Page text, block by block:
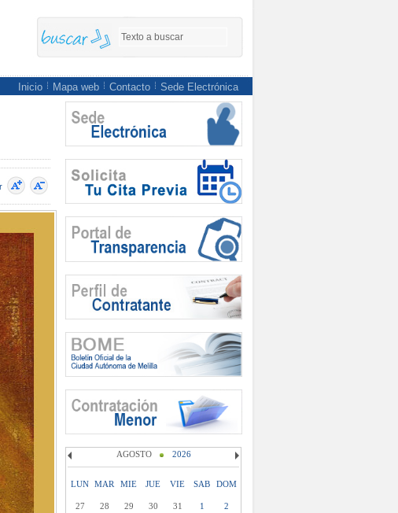
Inicio Mapa web Contacto Sede Electrónica
AGOSTO 2026
LUN MAR MIE JUE VIE SAB DOM
27 28 29 30 31 1
2